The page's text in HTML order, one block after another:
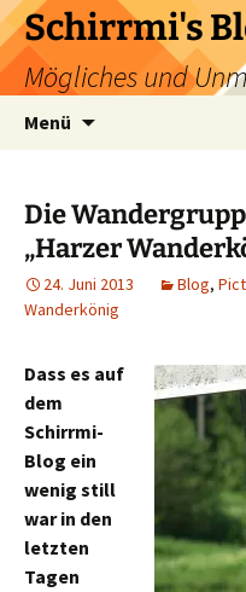
Zum
Inhalt
springen
Schirrmi's
Mögliches und
Menü
Die
„Harzer
24. Juni 2013 Blog,
Wanderkönig
Dass es auf
dem
Schirrmi-
Blog ein
wenig still
war in den
letzten
Tagen